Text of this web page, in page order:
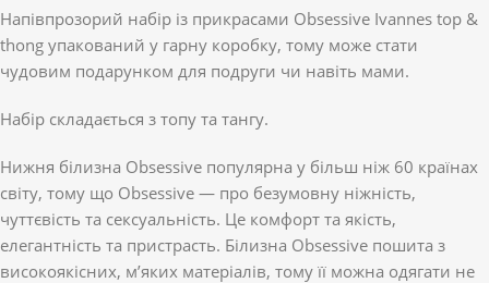
Напівпрозорий набір із прикрасами Obsessive Ivannes top &
thong упакований у гарну коробку, тому може стати
чудовим подарунком для подруги чи навіть мами.
Набір складається з топу та тангу.
Нижня білизна Obsessive популярна у більш ніж 60 країнах
світу, тому що Obsessive — про безумовну ніжність,
чуттєвість та сексуальність. Це комфорт та якість,
елегантність та пристрасть. Білизна Obsessive пошита з
високоякісних, м’яких матеріалів, тому її можна одягати не